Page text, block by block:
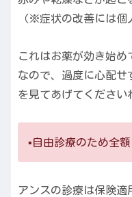
（※症状の改善には個
これはお薬が効き始め
なので、過度に心配せ
を見てあげてください
▪️自由診療のため全
アンスの診療は保険適